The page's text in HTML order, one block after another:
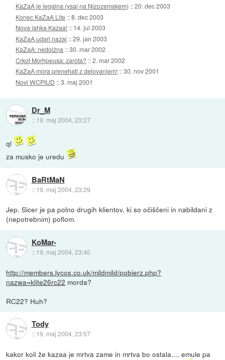
KaZaA je legalna (vsaj na Nizozemskem) ::20. dec 2003
Konec KaZaA Lite ::8. dec 2003
Nova lahka Kazaa! :: 14. jul 2003
KaZaA udari nazaj ::29. jan 2003
KaZaA: nedolžna ::30. mar 2002
Crkot Morhpeusa: zarota? ::2. mar 2002
KaZaA mora prenehati z delovanjem! ::30. nov 2001
Novi WCPIUD ::3. maj 2001
Dr_M
:: 19. maj 2004, 23:27
ql
za musko je uredu
BaRtMaN
:: 19. maj 2004, 23:29
Jep. Sicer je pa polno drugih klientov, ki so očiščeni in nabildani z
(nepotrebnim) poflom.
KoMar-
:: 19. maj 2004, 23:40
http://members.lycos.co.uk/mildmild/pobierz.php?
nazwa=klite26rc22 morda?
RC22? Huh?
Tody
:: 19. maj 2004, 23:57
kakor koli že kazaa je mrtva zame in mrtva bo ostala.... emule pa